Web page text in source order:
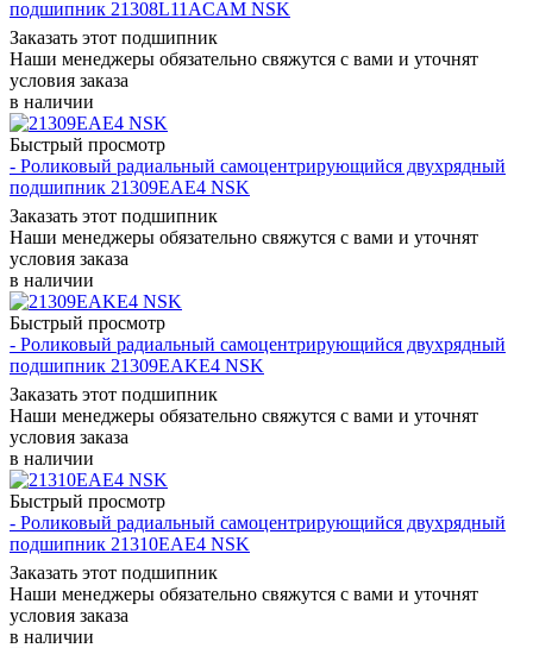
подшипник 21308L11ACAM NSK
Заказать этот подшипник
Наши менеджеры обязательно свяжутся с вами и уточнят
условия заказа
в наличии
Быстрый просмотр
- Роликовый радиальный самоцентрирующийся двухрядный
подшипник 21309EAE4 NSK
Заказать этот подшипник
Наши менеджеры обязательно свяжутся с вами и уточнят
условия заказа
в наличии
Быстрый просмотр
- Роликовый радиальный самоцентрирующийся двухрядный
подшипник 21309EAKE4 NSK
Заказать этот подшипник
Наши менеджеры обязательно свяжутся с вами и уточнят
условия заказа
в наличии
Быстрый просмотр
- Роликовый радиальный самоцентрирующийся двухрядный
подшипник 21310EAE4 NSK
Заказать этот подшипник
Наши менеджеры обязательно свяжутся с вами и уточнят
условия заказа
в наличии